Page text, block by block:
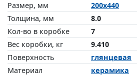
Размер, мм
200x440
Толщина, мм
8.0
Кол-во в коробке
7
Вес коробки, кг
9.410
Поверхность
глянцевая
Материал
керамика